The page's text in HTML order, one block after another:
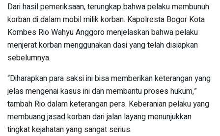
Dari hasil pemeriksaan, terungkap bahwa pelaku membunuh
korban di dalam mobil milik korban. Kapolresta Bogor Kota
Kombes Rio Wahyu Anggoro menjelaskan bahwa pelaku
menjerat korban menggunakan dasi yang telah disiapkan
sebelumnya.
“Diharapkan para saksi ini bisa memberikan keterangan yang
jelas mengenai kasus ini dan membantu proses hukum,”
tambah Rio dalam keterangan pers. Keberanian pelaku yang
membuang jasad korban dari jalan layang menunjukkan
tingkat kejahatan yang sangat serius.